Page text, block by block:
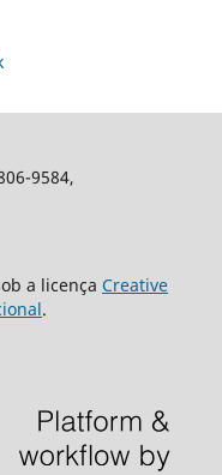
9584,
a licença Creative
.